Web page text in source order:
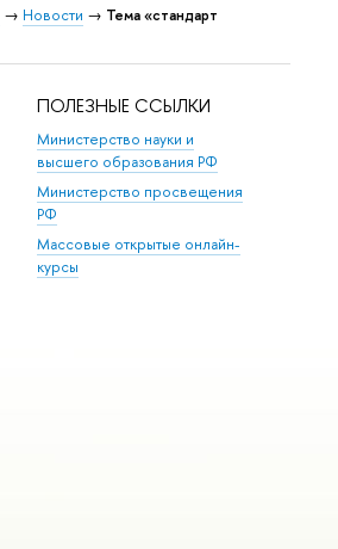
→ Новости → Тема «стандарт
ПОЛЕЗНЫЕ ССЫЛКИ
Министерство науки и
высшего образования РФ
Министерство просвещения
РФ
Массовые открытые онлайн-
курсы